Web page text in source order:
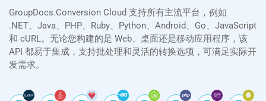
GroupDocs.Conversion Cloud 支持所有主流平台，例如
.NET、Java、PHP、Ruby、Python、Android、Go、JavaScript
和 cURL。无论您构建的是 Web、桌面还是移动应用程序，该
API 都易于集成，支持批处理和灵活的转换选项，可满足实际开
发需求。